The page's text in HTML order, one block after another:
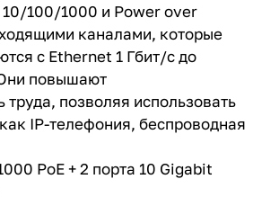
100/1000 и Power over
каналами, которые
с Ethernet 1 Гбит/с до
повышают
труда, позволяя использовать
IP-телефония, беспроводная
PoE + 2 порта 10 Gigabit